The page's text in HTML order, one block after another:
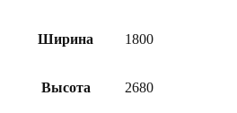
Ширина 1800
Высота 2680